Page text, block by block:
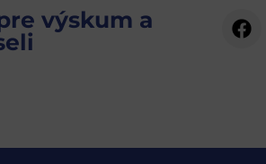
výskum a